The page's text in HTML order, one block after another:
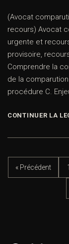
(Avocat
recours) Avocat
urgente et
provisoire,
Comprendre la
de la
procédure C.
CONTINUER LA
« Précédent 1